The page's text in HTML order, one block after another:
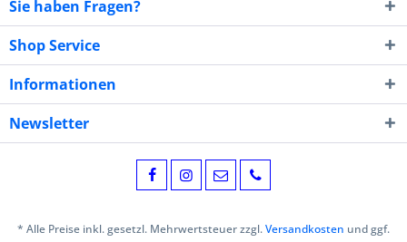
Sie haben Fragen?
Shop Service
Informationen
Newsletter
* Alle Preise inkl. gesetzl. Mehrwertsteuer zzgl.Versandkosten und ggf.